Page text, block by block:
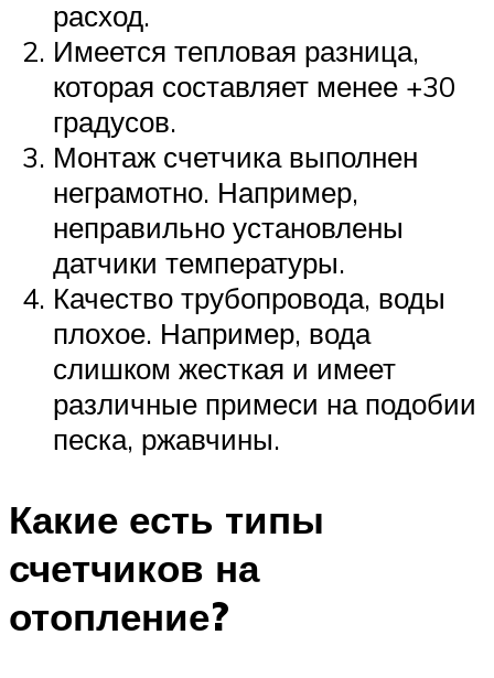
расход.
Имеется тепловая разница,
которая составляет менее +30
градусов.
Монтаж счетчика выполнен
неграмотно. Например,
неправильно установлены
датчики температуры.
Качество трубопровода, воды
плохое. Например, вода
слишком жесткая и имеет
различные примеси на подобии
песка, ржавчины.
Какие есть типы
счетчиков на
отопление?